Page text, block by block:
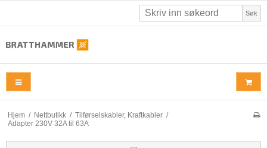
Søk
Hjem / Nettbutikk / Tilførselskabler, Kraftkabler /
Adapter 230V 32A til 63A